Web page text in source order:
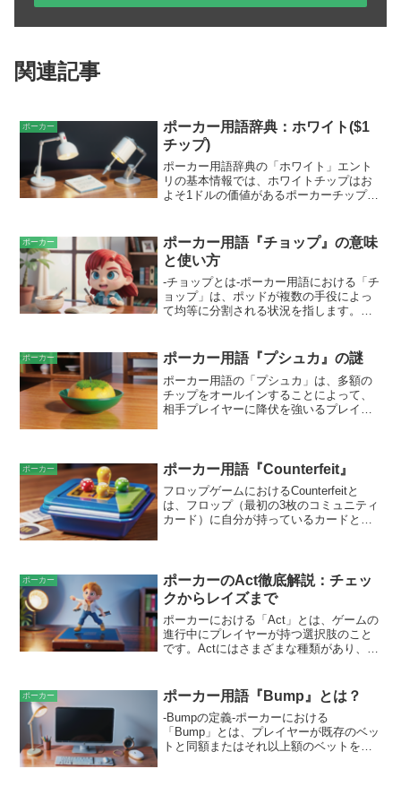
関連記事
ポーカー
ポーカー用語辞典：ホワイト($1
チップ)
ポーカー用語辞典の「ホワイト」エント
リの基本情報では、ホワイトチップはお
よそ1ドルの価値があるポーカーチップの
の開始段階で配布されます。初心者プレ
イヤーにとって、最も一般的なチップの
価値です。また、他のチップよりも低い
価値のため、初心者でも安心してプレイ
できます。
ポーカー
ポーカー用語『チョップ』の意味
と使い方
-チョップとは-ポーカー用語における「チ
ョップ」は、ポッドが複数の手役によっ
て均等に分割される状況を指します。通
す。たとえば、ボードに「A-A-K-Q-J」が
出た場合、フルハウスの「AAAQJ」とス
トレートの「AKQJ」の2つの手役がポッ
トをチョップします。この場合、各プレ
ーヤーはポッドの半分ずつを受け取りま
ポーカー ポーカー用語『プシュカ』の謎
ポーカー用語の「プシュカ」は、多額の
チップをオールインすることによって、
相手プレイヤーに降伏を強いるプレイの
きな賭けを行います。プシュカの目的
は、相手プレイヤーが棄権してポットを
奪うことです。プシュカは非常にハイリ
スクであり、成功する確率は相手のハン
ドの強さやプレイヤーのスキルなど、さ
ーの中には、プシュカを不当に有利だと
考える人もいます。
ポーカー ポーカー用語『Counterfeit』
フロップゲームにおけるCounterfeitと
は、フロップ（最初の3枚のコミュニティ
カード）に自分が持っているカードと一
のプレイヤーはA♠を持っている可能性が
あります。この場合、あなたのA♥は
「Counterfeit」となり、相手があなたの
A♥よりも強いAを持っているため、ヒッ
トした場合に負けてしまいます。
ポーカー
ポーカーのAct徹底解説：チェッ
クからレイズまで
ポーカーにおける「Act」とは、ゲームの
進行中にプレイヤーが持つ選択肢のこと
です。Actにはさまざまな種類があり、プ
ます。最も一般的なActとしては、次のも
のがあります。* チェック ベットせずに
ターンをスキップする* コール 現在のベ
ット額と同額をコールする* レイズ 現在
のベット額を上回る金額でベットする* フ
ポーカー ポーカー用語『Bump』とは？
-Bumpの定義-ポーカーにおける
「Bump」とは、プレイヤーが既存のベッ
トと同額またはそれ以上額のベットを行